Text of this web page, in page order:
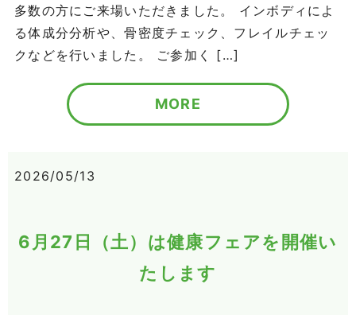
多数の方にご来場いただきました。 インボディによ
る体成分分析や、骨密度チェック、フレイルチェッ
クなどを行いました。 ご参加く […]
MORE
2026/05/13
6月27日（土）は健康フェアを開催い
たします